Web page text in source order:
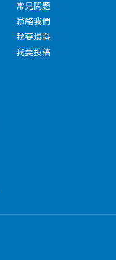
常見問題
聯絡我們
我要爆料
我要投稿